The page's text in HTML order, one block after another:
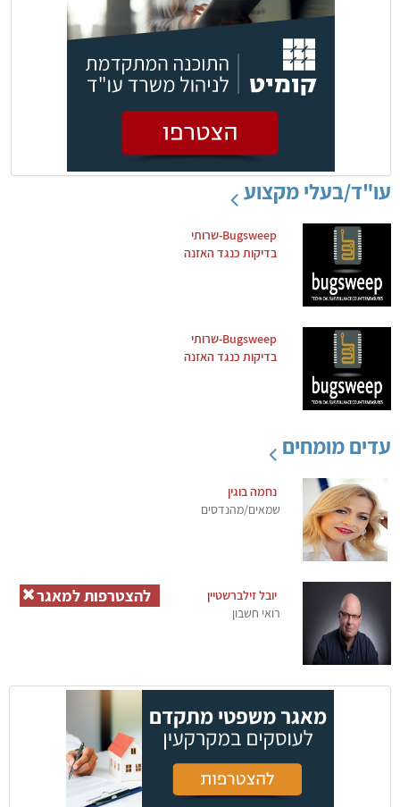
עו"ד/בעלי מקצוע
Bugsweep-שרותי
בדיקות כנגד האזנה
Bugsweep-שרותי
בדיקות כנגד האזנה
עדים מומחים
נחמה בוגין
שמאים/מהנדסים
יובל זילברשטיין
רואי חשבון
להצטרפות למאגר